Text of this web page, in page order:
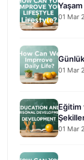
Yaşam
01 Mar
01 Mar
Eğitim
01 Mar